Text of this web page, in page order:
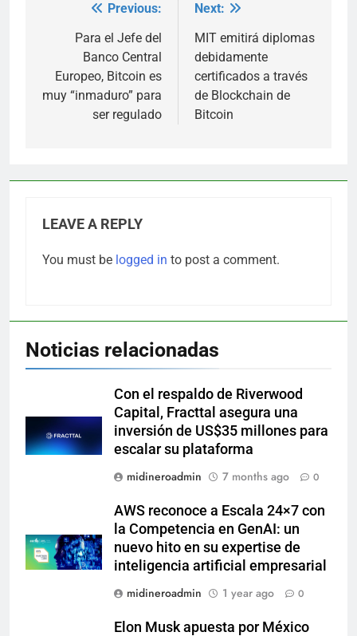
navigation
Previous:
Para el Jefe del
Banco Central
Europeo, Bitcoin es
muy “inmaduro” para
ser regulado
Next:
MIT emitirá diplomas
debidamente
certificados a través
de Blockchain de
Bitcoin
LEAVE A REPLY
You must be logged in to post a comment.
Noticias relacionadas
Con el respaldo de Riverwood
Capital, Fracttal asegura una
inversión de US$35 millones para
escalar su plataforma
midineroadmin
7 months ago 0
AWS reconoce a Escala 24×7 con
la Competencia en GenAI: un
nuevo hito en su expertise de
inteligencia artificial empresarial
midineroadmin
1 year ago 0
Elon Musk apuesta por México